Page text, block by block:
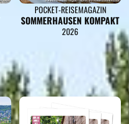
POCKET-REISEMAGAZIN
SOMMERHAUSEN KOMPAKT
2026